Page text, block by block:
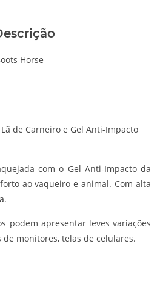
Horse
de Carneiro e Gel Anti-Impacto
com o Gel Anti-Impacto da
ao vaqueiro e animal. Com alta
podem apresentar leves variações
de monitores, telas de celulares.